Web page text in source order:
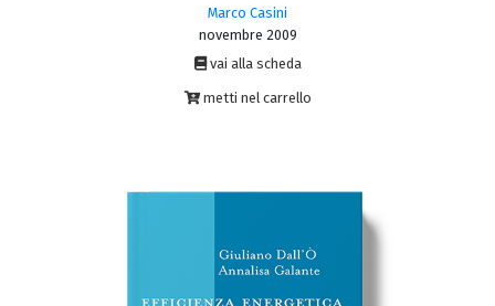
Marco Casini
novembre 2009
vai alla scheda
metti nel carrello